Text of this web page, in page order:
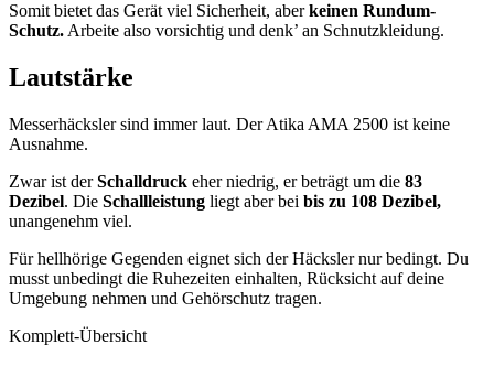
Somit bietet das Gerät viel Sicherheit, aberkeinen Rundum-
Schutz.Arbeite also vorsichtig und denk’ an Schnutzkleidung.
Lautstärke
Messerhäcksler sind immer laut. Der Atika AMA 2500 ist keine
Ausnahme.
Zwar ist derSchalldruck eher niedrig, er beträgt um die 83
Dezibel. Die Schallleistung liegt aber bei bis zu 108 Dezibel,
unangenehm viel.
Für hellhörige Gegenden eignet sich der Häcksler nur bedingt. Du
musst unbedingt die Ruhezeiten einhalten, Rücksicht auf deine
Umgebung nehmen und Gehörschutz tragen.
Komplett-Übersicht